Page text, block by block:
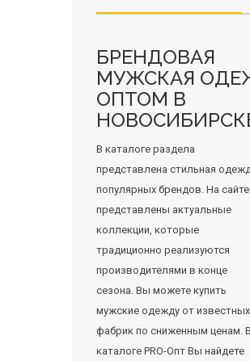
БРЕНДОВАЯ
МУЖСКАЯ
ОПТОМ В
В каталоге раздела
представлена стильная
популярных брендов. На сайте
представлены актуальные
коллекции, которые
традиционно реализуются
производителями в конце
сезона. Вы можете купить
мужские одежду от известных
фабрик по сниженным ценам. В
каталоге PRO-Опт Вы найдете